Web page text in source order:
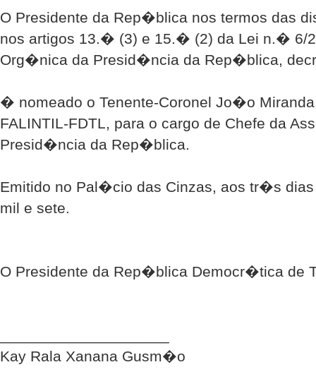
O Presidente da Rep�blica nos termos das
nos artigos 13.� (3) e 15.� (2) da Lei n.� 6/
Org�nica da Presid�ncia da Rep�blica,
� nomeado o Tenente-Coronel Jo�o
FALINTIL-FDTL, para o cargo de Chefe da
Presid�ncia da Rep�blica.
Emitido no Pal�cio das Cinzas, aos tr�s
mil e sete.
O Presidente da Rep�blica Democr�tica de
Kay Rala Xanana Gusm�o